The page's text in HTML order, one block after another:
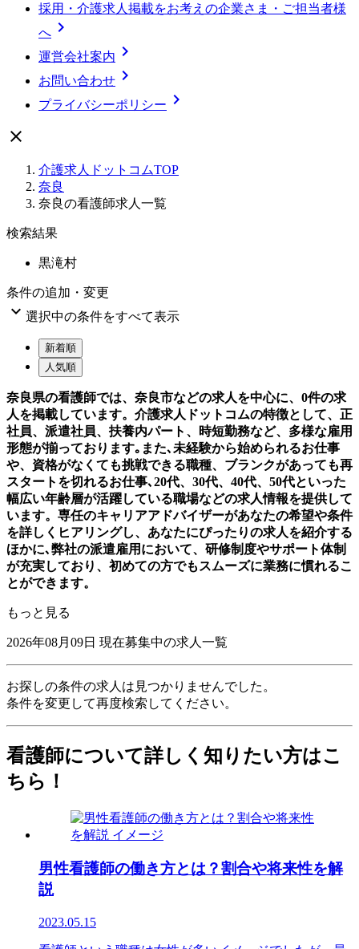
採用・介護求人掲載をお考えの企業さま・ご担当者様
へ 
運営会社案内 
お問い合わせ 
プライバシーポリシー 

介護求人ドットコムTOP
奈良
奈良の看護師求人一覧
検索結果
黒滝村
条件の追加・変更
 選択中の条件をすべて表示
新着順
人気順
奈良県の看護師では、奈良市などの求人を中心に、0件の求
人を掲載しています。介護求人ドットコムの特徴として、正
社員、派遣社員、扶養内パート、時短勤務など、多様な雇用
形態が揃っております｡また､未経験から始められるお仕事
や、資格がなくても挑戦できる職種、ブランクがあっても再
スタートを切れるお仕事､20代、30代、40代、50代といった
幅広い年齢層が活躍している職場などの求人情報を提供して
います。専任のキャリアアドバイザーがあなたの希望や条件
を詳しくヒアリングし、あなたにぴったりの求人を紹介する
ほかに､弊社の派遣雇用において、研修制度やサポート体制
が充実しており、初めての方でもスムーズに業務に慣れるこ
とができます。
もっと見る
2026年08月09日 現在募集中の求人一覧
お探しの条件の求人は見つかりませんでした。
条件を変更して再度検索してください。
看護師について詳しく知りたい方はこ
ちら！
男性看護師の働き方とは？割合や将来性を解
説
2023.05.15